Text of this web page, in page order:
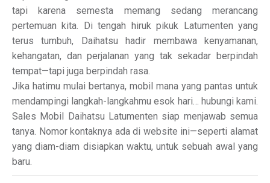
tapi karena semesta memang sedang merancang
pertemuan kita. Di tengah hiruk pikuk Latumenten yang
terus tumbuh, Daihatsu hadir membawa kenyamanan,
kehangatan, dan perjalanan yang tak sekadar berpindah
tempat—tapi juga berpindah rasa.
Jika hatimu mulai bertanya, mobil mana yang pantas untuk
mendampingi langkah-langkahmu esok hari… hubungi kami.
Sales Mobil Daihatsu Latumenten siap menjawab semua
tanya. Nomor kontaknya ada di website ini—seperti alamat
yang diam-diam disiapkan waktu, untuk sebuah awal yang
baru.